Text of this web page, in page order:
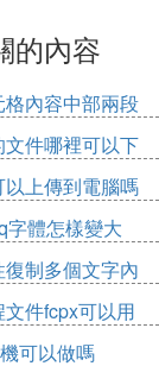
天室的功能.
權，例如屏
。
功能.
遠程展示、
的內容
內容中部兩段
件哪裡可以下
上傳到電腦嗎
字體怎樣變大
制多個文字內
件fcpx可以用
可以做嗎